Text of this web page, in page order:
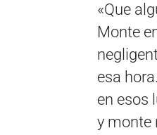
«Que
Monte
esa
en esos
y monte